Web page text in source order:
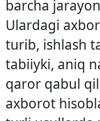
barcha
Ulardagi
turib, ishlash
tabiiyki, aniq
qaror qabul
axborot